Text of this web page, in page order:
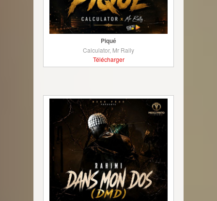
Piqué
Calculator, Mr Rally
Télécharger